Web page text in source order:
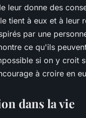
leur donne des
tient à eux et à leur
par une
ce qu'ils
si on y croit
à croire en
dans la vie